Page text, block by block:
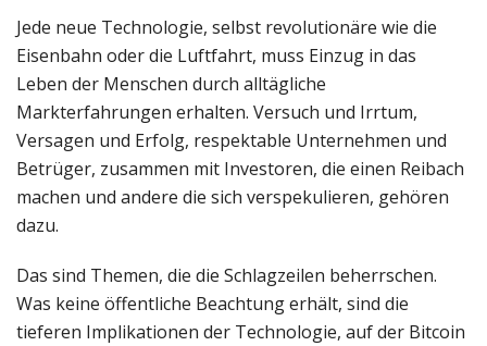
Jede neue Technologie, selbst revolutionäre wie die
Eisenbahn oder die Luftfahrt, muss Einzug in das
Leben der Menschen durch alltägliche
Markterfahrungen erhalten. Versuch und Irrtum,
Versagen und Erfolg, respektable Unternehmen und
Betrüger, zusammen mit Investoren, die einen Reibach
machen und andere die sich verspekulieren, gehören
dazu.
Das sind Themen, die die Schlagzeilen beherrschen.
Was keine öffentliche Beachtung erhält, sind die
tieferen Implikationen der Technologie, auf der Bitcoin